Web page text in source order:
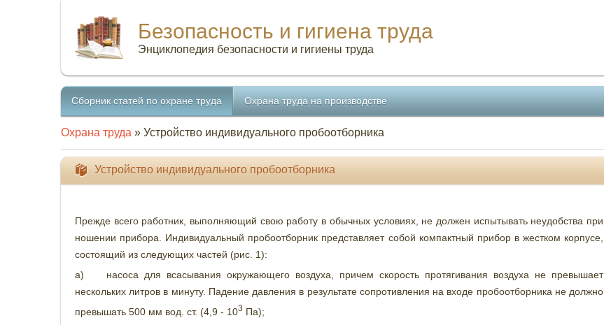
Безопасность и гигиена труда
Энциклопедия безопасности и гигиены труда
Сборник статей по охране труда Охрана труда на производстве
Охрана труда » Устройство индивидуального пробоотборника
Устройство индивидуального пробоотборника
Прежде всего работник, выполняющий свою работу в обычных условиях, не должен испытывать неудобства при
ношении прибора. Индивидуальный пробоотборник представляет собой компактный прибор в жестком корпусе,
состоящий из следующих частей (рис. 1):
а) насоса для всасывания окружающего воздуха, причем скорость протягивания воздуха не превышает
нескольких литров в минуту. Падение давления в результате сопротивления на входе пробоотборника не должно
превышать 500 мм вод. ст. (4,9 - 103 Па);